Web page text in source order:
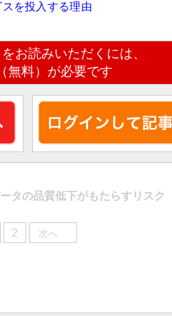
を投入する理由
お読みいただくには、
無料）が必要です
タの品質低下がもたらすリスク
2 次へ